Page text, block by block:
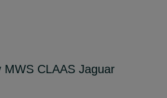
MWS CLAAS Jaguar